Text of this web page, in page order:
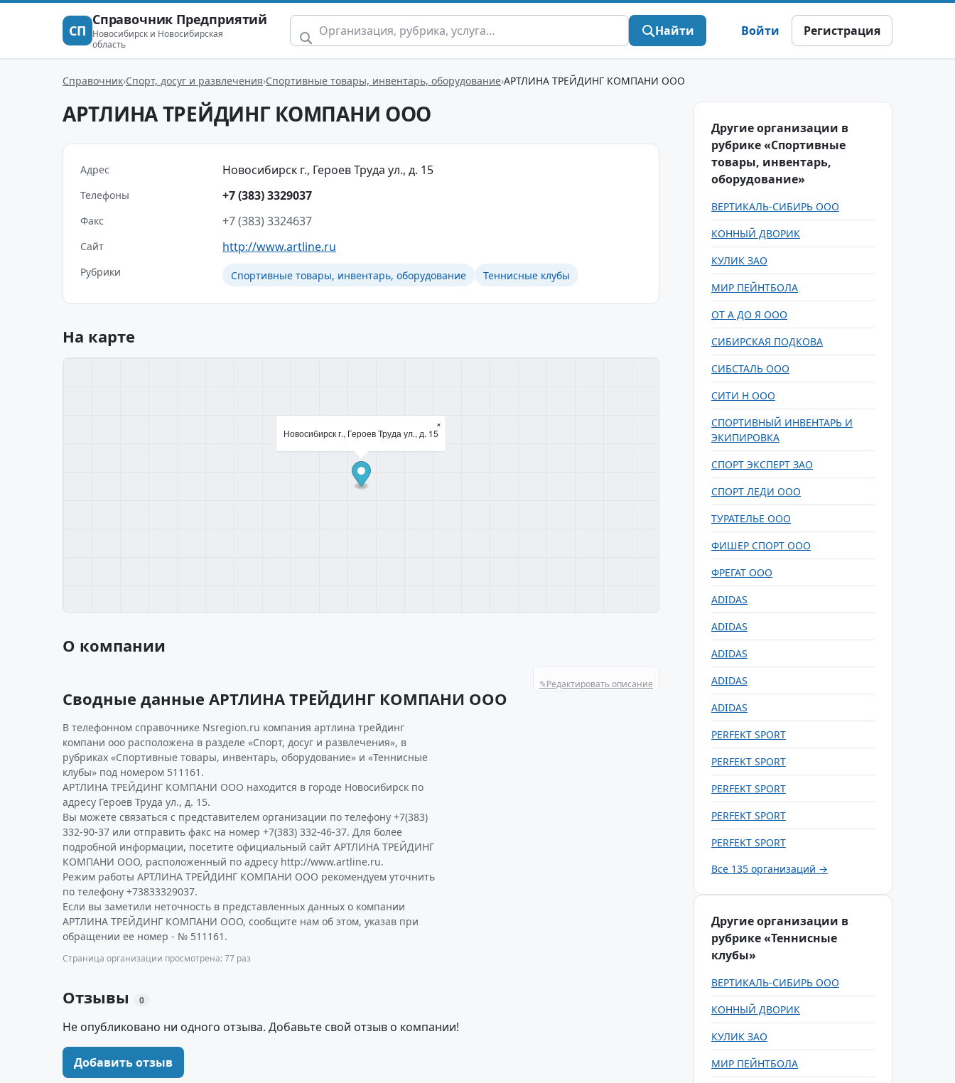
СП
Справочник Предприятий
Новосибирск и Новосибирская
область
Найти Войти Регистрация
Справочник Спорт, досуг и развлечения Спортивные товары, инвентарь, оборудование АРТЛИНА ТРЕЙДИНГ КОМПАНИ ООО
АРТЛИНА ТРЕЙДИНГ КОМПАНИ ООО
Адрес Новосибирск г., Героев Труда ул., д. 15
Телефоны +7 (383) 3329037
Факс +7 (383) 3324637
Сайт http://www.artline.ru
Рубрики Спортивные товары, инвентарь, оборудование Теннисные клубы
На карте
Новосибирск г., Героев Труда ул., д. 15
×
О компании
✎Редактировать описание
Сводные данные АРТЛИНА ТРЕЙДИНГ КОМПАНИ ООО
В телефонном справочнике Nsregion.ru компания артлина трейдинг
компани ооо расположена в разделе «Спорт, досуг и развлечения», в
рубриках «Спортивные товары, инвентарь, оборудование» и «Теннисные
клубы» под номером 511161.
АРТЛИНА ТРЕЙДИНГ КОМПАНИ ООО находится в городе Новосибирск по
адресу Героев Труда ул., д. 15.
Вы можете связаться с представителем организации по телефону +7(383)
332-90-37 или отправить факс на номер +7(383) 332-46-37. Для более
подробной информации, посетите официальный сайт АРТЛИНА ТРЕЙДИНГ
КОМПАНИ ООО, расположенный по адресу http://www.artline.ru.
Режим работы АРТЛИНА ТРЕЙДИНГ КОМПАНИ ООО рекомендуем уточнить
по телефону +73833329037.
Если вы заметили неточность в представленных данных о компании
АРТЛИНА ТРЕЙДИНГ КОМПАНИ ООО, сообщите нам об этом, указав при
обращении ее номер - № 511161.
Страница организации просмотрена: 77 раз
Отзывы 0
Не опубликовано ни одного отзыва. Добавьте свой отзыв о компании!
Добавить отзыв
Другие организации в
рубрике «Спортивные
товары, инвентарь,
оборудование»
ВЕРТИКАЛЬ-СИБИРЬ ООО
КОННЫЙ ДВОРИК
КУЛИК ЗАО
МИР ПЕЙНТБОЛА
ОТ А ДО Я ООО
СИБИРСКАЯ ПОДКОВА
СИБСТАЛЬ ООО
СИТИ Н ООО
СПОРТИВНЫЙ ИНВЕНТАРЬ И
ЭКИПИРОВКА
СПОРТ ЭКСПЕРТ ЗАО
СПОРТ ЛЕДИ ООО
ТУРАТЕЛЬЕ ООО
ФИШЕР СПОРТ ООО
ФРЕГАТ ООО
ADIDAS
ADIDAS
ADIDAS
ADIDAS
ADIDAS
PERFEKT SPORT
PERFEKT SPORT
PERFEKT SPORT
PERFEKT SPORT
PERFEKT SPORT
Все 135 организаций →
Другие организации в
рубрике «Теннисные
клубы»
ВЕРТИКАЛЬ-СИБИРЬ ООО
КОННЫЙ ДВОРИК
КУЛИК ЗАО
МИР ПЕЙНТБОЛА